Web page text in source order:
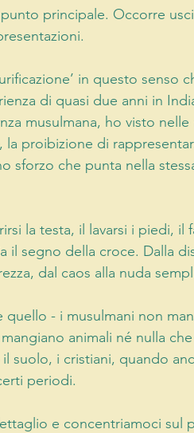
principale. Occorre
in questo senso
di quasi due anni in
musulmana, ho visto nelle
proibizione di
sforzo che punta nella
la testa, il lavarsi i piedi, il
segno della croce. Dalla
dal caos alla nuda
- i musulmani non
animali né nulla
suolo, i cristiani, quando
periodi.
e concentriamoci sul